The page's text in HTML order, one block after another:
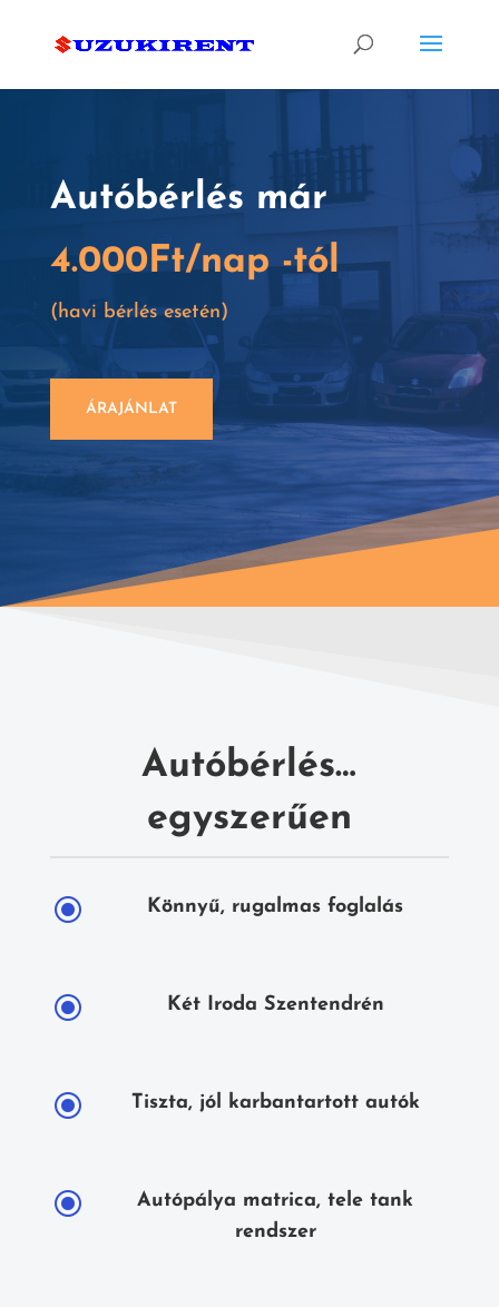
Autóbérlés már
4.000Ft/nap -tól
(havi bérlés esetén)
ÁRAJÁNLAT
Autóbérlés…
egyszerűen
\ Könnyű, rugalmas foglalás
\ Két Iroda Szentendrén
\ Tiszta, jól karbantartott autók
\
Autópálya matrica, tele tank
rendszer